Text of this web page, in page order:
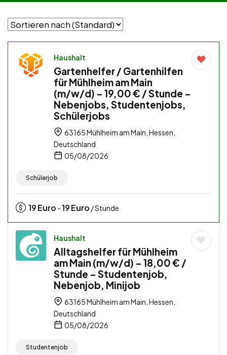
Haushalt
Gartenhelfer / Gartenhilfen
für Mühlheim am Main
(m/w/d) – 19,00 € / Stunde –
Nebenjobs, Studentenjobs,
Schülerjobs
63165 Mühlheim am Main, Hessen,
Deutschland
05/08/2026
Schülerjob
19Euro -19Euro / Stunde
Haushalt
Alltagshelfer für Mühlheim
am Main (m/w/d) – 18,00 € /
Stunde – Studentenjob,
Nebenjob, Minijob
63165 Mühlheim am Main, Hessen,
Deutschland
05/08/2026
Studentenjob